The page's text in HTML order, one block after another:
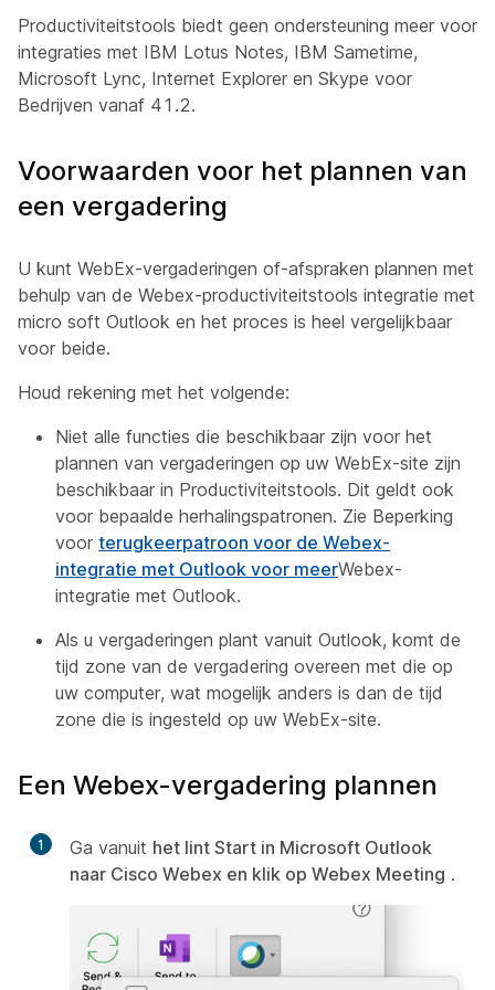
Productiviteitstools biedt geen ondersteuning meer voor
integraties met IBM Lotus Notes, IBM Sametime,
Microsoft Lync, Internet Explorer en Skype voor
Bedrijven vanaf 41.2.
Voorwaarden voor het plannen van
een vergadering
U kunt WebEx-vergaderingen of-afspraken plannen met
behulp van de Webex-productiviteitstools integratie met
micro soft Outlook en het proces is heel vergelijkbaar
voor beide.
Houd rekening met het volgende:
Niet alle functies die beschikbaar zijn voor het
plannen van vergaderingen op uw WebEx-site zijn
beschikbaar in Productiviteitstools. Dit geldt ook
voor bepaalde herhalingspatronen. Zie Beperking
voor terugkeerpatroon voor de Webex-
integratie met Outlook voor meerWebex-
integratie met Outlook.
Als u vergaderingen plant vanuit Outlook, komt de
tijd zone van de vergadering overeen met die op
uw computer, wat mogelijk anders is dan de tijd
zone die is ingesteld op uw WebEx-site.
Een Webex-vergadering plannen
1 Ga vanuit het lint Start in Microsoft Outlook
naar Cisco Webex en klik op Webex Meeting .